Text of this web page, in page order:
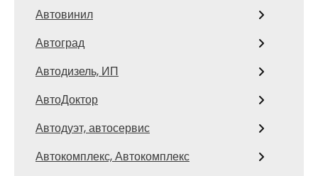
Автовинил
Автоград
Автодизель, ИП
АвтоДоктор
Автодуэт, автосервис
Автокомплекс, Автокомплекс